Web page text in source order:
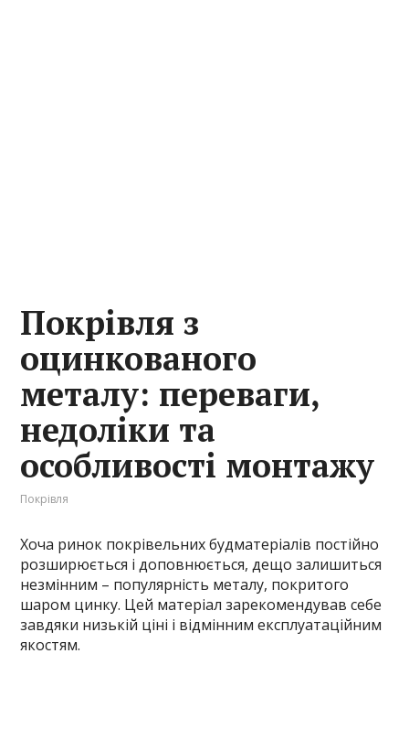
Покрівля з
оцинкованого
металу: переваги,
недоліки та
особливості монтажу
Покрівля
Хоча ринок покрівельних будматеріалів постійно
розширюється і доповнюється, дещо залишиться
незмінним – популярність металу, покритого
шаром цинку. Цей матеріал зарекомендував себе
завдяки низькій ціні і відмінним експлуатаційним
якостям.